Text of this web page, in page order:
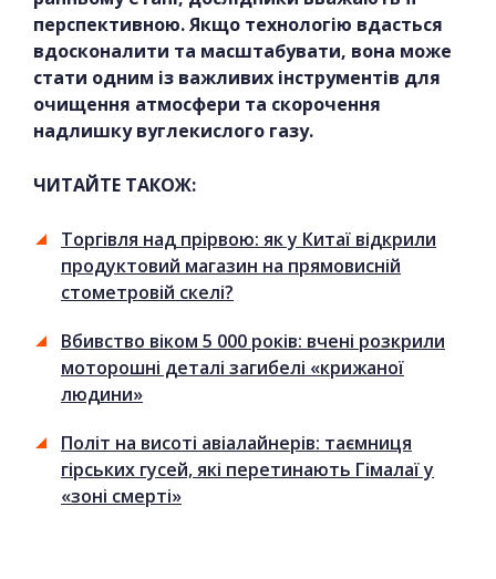
перспективною. Якщо технологію вдасться
вдосконалити та масштабувати, вона може
стати одним із важливих інструментів для
очищення атмосфери та скорочення
надлишку вуглекислого газу.
ЧИТАЙТЕ ТАКОЖ:
Торгівля над прірвою: як у Китаї відкрили
продуктовий магазин на прямовисній
стометровій скелі?
Вбивство віком 5 000 років: вчені розкрили
моторошні деталі загибелі «крижаної
людини»
Політ на висоті авіалайнерів: таємниця
гірських гусей, які перетинають Гімалаї у
«зоні смерті»